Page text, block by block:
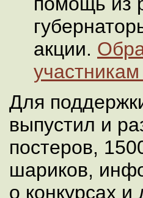
акции.
Для
выпустил и
постеров,
шариков,
о конкурсах